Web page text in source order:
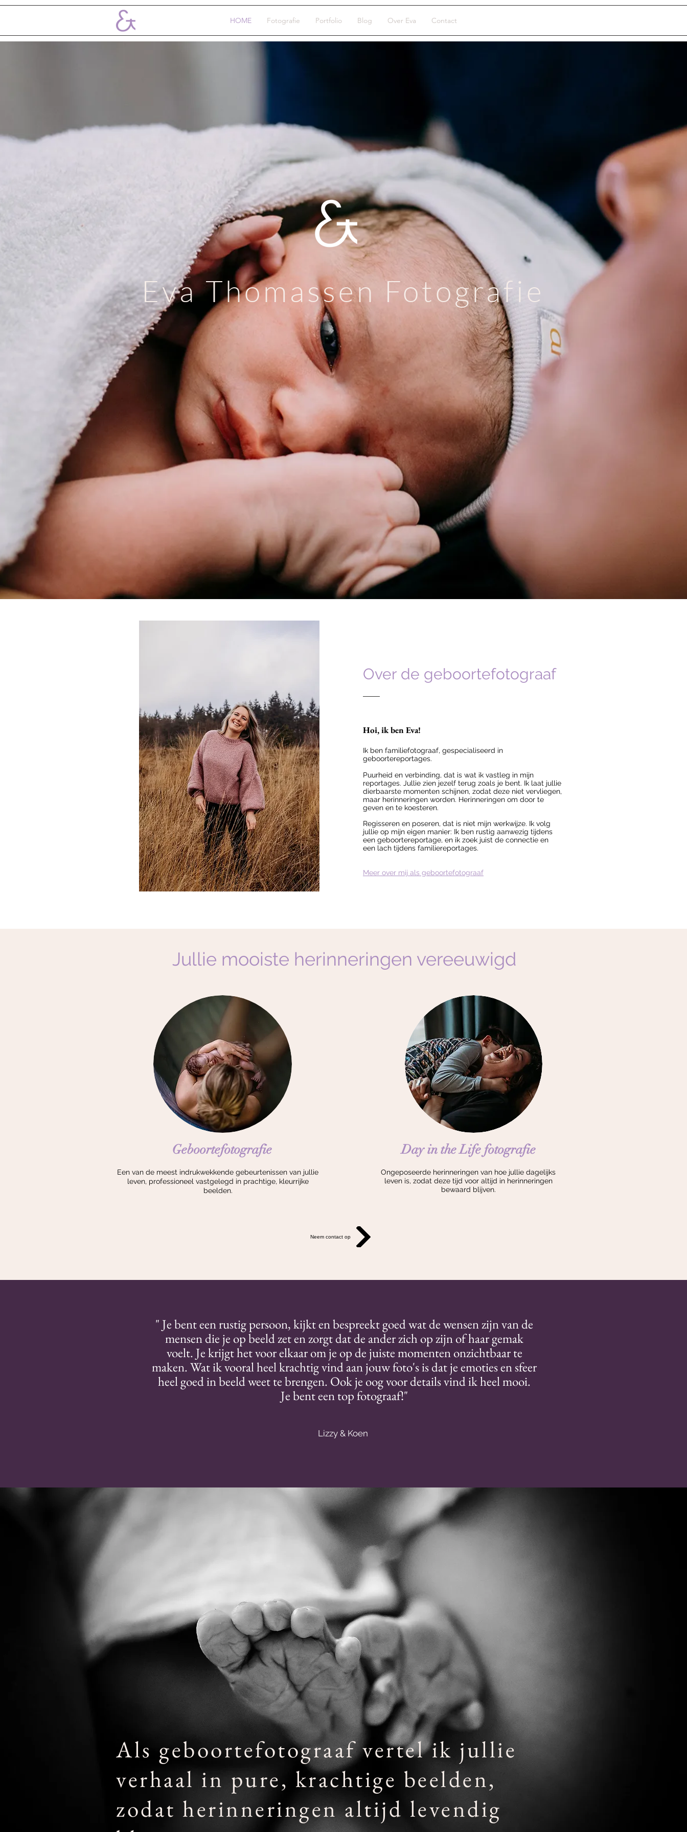
HOME Fotografie Portfolio Blog Over Eva Contact
Eva Thomassen Fotografie
Over de geboortefotograaf
Hoi, ik ben Eva!
Ik ben familiefotograaf, gespecialiseerd in
geboortereportages.
Puurheid en verbinding, dat is wat ik vastleg in mijn
reportages. Jullie zien jezelf terug zoals je bent. Ik laat jullie
dierbaarste momenten schijnen, zodat deze niet vervliegen,
maar herinneringen worden. Herinneringen om door te
geven en te koesteren.
Regisseren en poseren, dat is niet mijn werkwijze. Ik volg
jullie op mijn eigen manier: Ik ben rustig aanwezig tijdens
een geboortereportage, en ik zoek juist de connectie en
een lach tijdens familiereportages.
Meer over mij als geboortefotograaf
Jullie mooiste herinneringen vereeuwigd
Geboortefotografie
Een van de meest indrukwekkende gebeurtenissen van jullie
leven, professioneel vastgelegd in prachtige, kleurrijke
beelden.
Day in the Life fotografie
Ongeposeerde herinneringen van hoe jullie dagelijks
leven is, zodat deze tijd voor altijd in herinneringen
bewaard blijven.
Neem contact op
" Je bent een rustig persoon, kijkt en bespreekt goed wat de wensen zijn van de
mensen die je op beeld zet en zorgt dat de ander zich op zijn of haar gemak
voelt. Je krijgt het voor elkaar om je op de juiste momenten onzichtbaar te
maken. Wat ik vooral heel krachtig vind aan jouw foto's is dat je emoties en sfeer
heel goed in beeld weet te brengen. Ook je oog voor details vind ik heel mooi.
Je bent een top fotograaf!"
Lizzy & Koen
Als geboortefotograaf vertel ik jullie
verhaal in pure, krachtige beelden,
zodat herinneringen altijd levendig